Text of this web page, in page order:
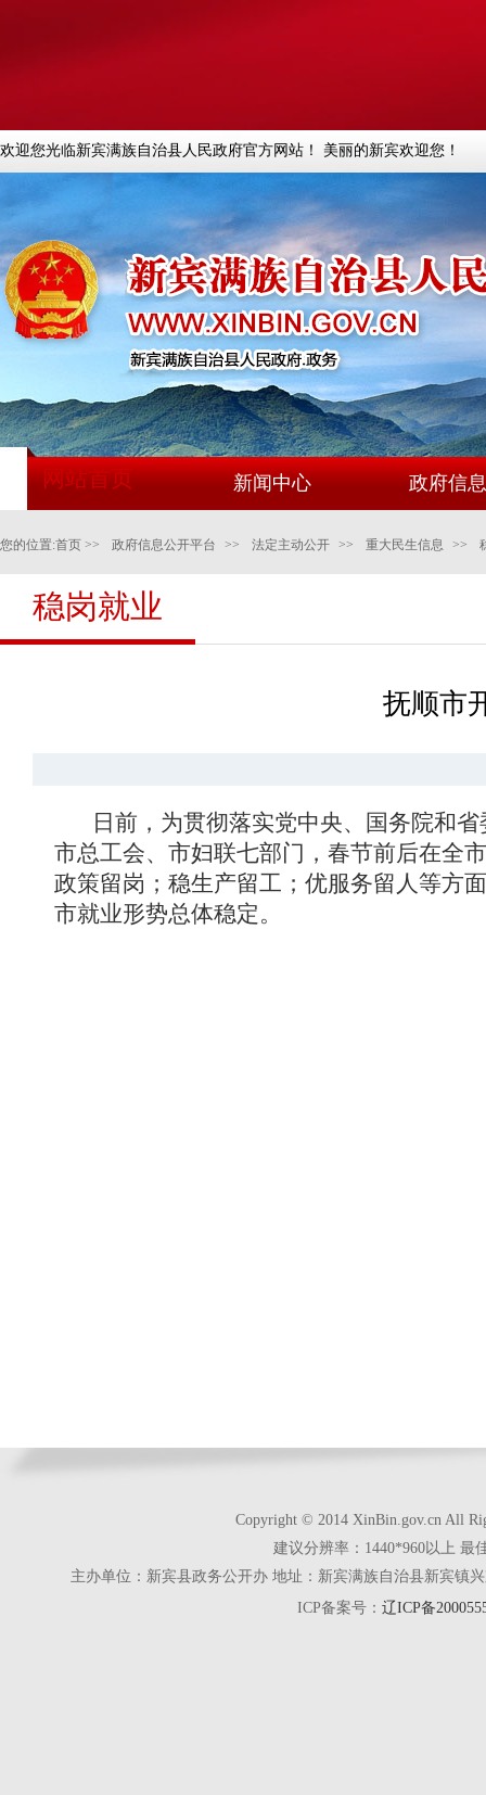
欢迎您光临新宾满族自治县人民政府官方网站！ 美丽的新宾欢迎您！
网站首页 新闻中心 政府信
您的位置:首页 >> 政府信息公开平台 >> 法定主动公开 >> 重大民生信息 >>
稳岗就业
抚顺市
日前，为贯彻落实党中央、国务院和省
市总工会、市妇联七部门，春节前后在全
政策留岗；稳生产留工；优服务留人等方
市就业形势总体稳定。
Copyright © 2014 XinBin.gov.cn All
建议分辨率：1440*960以上 最
主办单位：新宾县政务公开办 地址：新宾满族自治县新宾镇
ICP备案号： 辽ICP备